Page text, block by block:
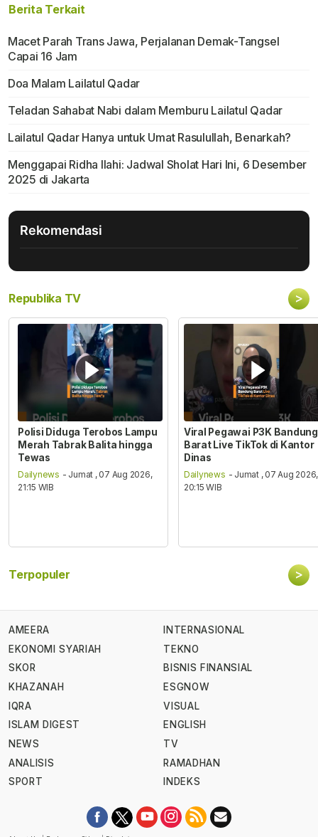
Berita Terkait
Macet Parah Trans Jawa, Perjalanan Demak-Tangsel
Capai 16 Jam
Doa Malam Lailatul Qadar
Teladan Sahabat Nabi dalam Memburu Lailatul Qadar
Lailatul Qadar Hanya untuk Umat Rasulullah, Benarkah?
Menggapai Ridha Ilahi: Jadwal Sholat Hari Ini, 6 Desember
2025 di Jakarta
Rekomendasi
Republika TV >
Polisi Diduga Terobos Lampu
Merah Tabrak Balita hingga
Tewas
Dailynews - Jumat , 07 Aug 2026,
21:15 WIB
Viral Pegawai P3K Bandung
Barat Live TikTok di Kantor
Dinas
Dailynews - Jumat , 07 Aug 2026,
20:15 WIB
Terpopuler >
AMEERA
EKONOMI SYARIAH
SKOR
KHAZANAH
IQRA
ISLAM DIGEST
NEWS
ANALISIS
SPORT
INTERNASIONAL
TEKNO
BISNIS FINANSIAL
ESGNOW
VISUAL
ENGLISH
TV
RAMADHAN
INDEKS